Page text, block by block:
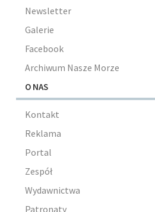
Newsletter
Galerie
Facebook
Archiwum Nasze Morze
O NAS
Kontakt
Reklama
Portal
Zespół
Wydawnictwa
Patronaty